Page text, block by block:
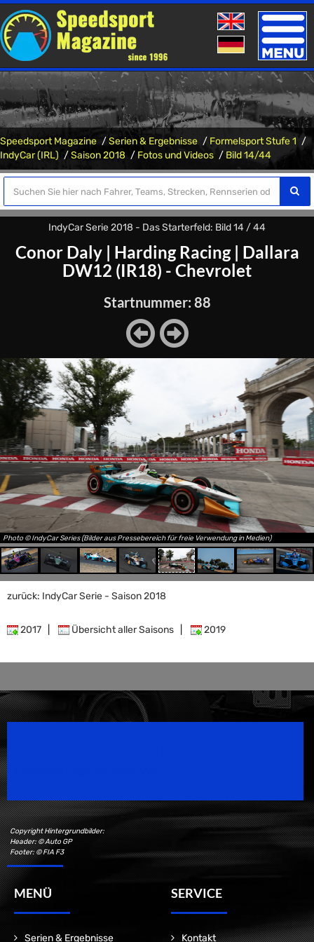
Toggle
Speedsport Magazine Serien & Ergebnisse
Formelsport Stufe 1
IndyCar (IRL)
Saison 2018 Fotos und Videos Bild 14/44
IndyCar Serie 2018 - Das Starterfeld: Bild 14 / 44
Conor Daly| Harding Racing| Dallara
DW12 (IR18) - Chevrolet
Startnummer: 88
Photo © IndyCar Series (Bilder aus Pressebereich für freie Verwendung in Medien)
zurück: IndyCar Serie - Saison 2018
2017 Übersicht aller Saisons 2019
Copyright Hintergrundbilder:
Header: © Auto GP
Footer: © FIA F3
MENÜ
Serien & Ergebnisse
SERVICE
Kontakt